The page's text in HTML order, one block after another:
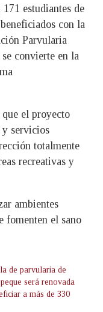
estudiantes de
con la
Parvularia
convierte en la
el proyecto
y servicios
totalmente
recreativas y
ambientes
fomenten el sano
de parvularia de
será renovada
a más de 330